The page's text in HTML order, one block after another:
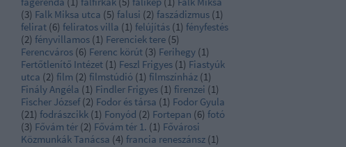
(3) Falk Miksa utca (5) falusi (2) faszádizmus (1)
felirat (6) feliratos villa (1) felújítás (1) fényfestés
(2) fényvillamos (1) Ferenciek tere (5)
Ferencváros (6) Ferenc körút (3) Ferihegy (1)
Fertőtlenítő Intézet (1) Feszl Frigyes (1) Fiastyúk
utca (2) film (2) filmstúdió (1) filmszínház (1)
Finály Angéla (1) Findler Frigyes (1) firenzei (1)
Fischer József (2) Fodor és társa (1) Fodor Gyula
(21) fodrászcikk (1) Fonyód (2) Fortepan (6) fotó
(3) Fővám tér (2) Fővám tér 1. (1) Fővárosi
Közmunkák Tanácsa (4) francia reneszánsz (1)